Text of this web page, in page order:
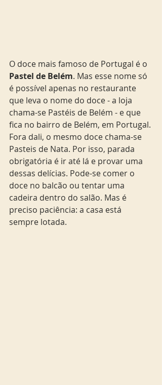
O doce mais famoso de Portugal é o
Pastel de Belém. Mas esse nome só
é possível apenas no restaurante
que leva o nome do doce - a loja
chama-se Pastéis de Belém - e que
fica no bairro de Belém, em Portugal.
Fora dali, o mesmo doce chama-se
Pasteis de Nata. Por isso, parada
obrigatória é ir até lá e provar uma
dessas delícias. Pode-se comer o
doce no balcão ou tentar uma
cadeira dentro do salão. Mas é
preciso paciência: a casa está
sempre lotada.